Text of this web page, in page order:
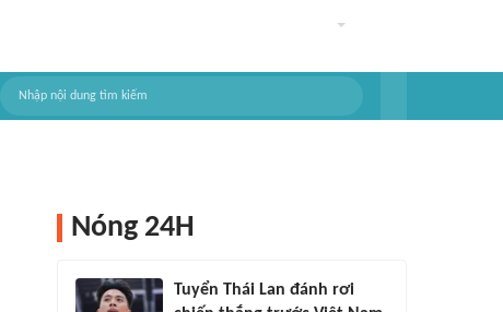
Nóng 24H
Tuyển Thái Lan đánh rơi